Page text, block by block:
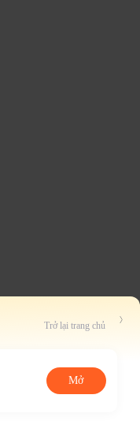
Trở lại trang chủ
Mở